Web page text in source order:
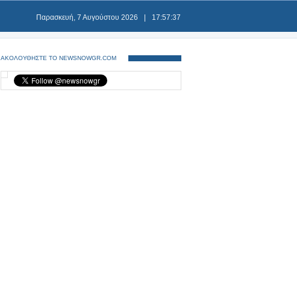
Παρασκευή, 7 Αυγούστου 2026 17:57:37
ΑΚΟΛΟΥΘΗΣΤΕ ΤΟ NEWSNOWGR.COM